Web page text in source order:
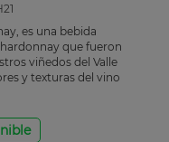
es una bebida
que fueron
viñedos del Valle
y texturas del vino